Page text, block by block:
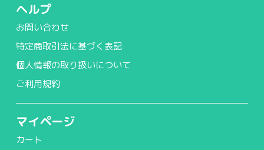
ヘルプ
お問い合わせ
特定商取引法に基づく表記
個人情報の取り扱いについて
ご利用規約
マイページ
カート